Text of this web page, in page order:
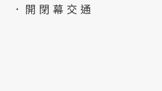
．開閉幕交通